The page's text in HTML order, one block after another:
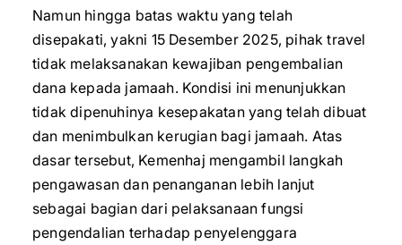
Namun hingga batas waktu yang telah
disepakati, yakni 15 Desember 2025, pihak travel
tidak melaksanakan kewajiban pengembalian
dana kepada jamaah. Kondisi ini menunjukkan
tidak dipenuhinya kesepakatan yang telah dibuat
dan menimbulkan kerugian bagi jamaah. Atas
dasar tersebut, Kemenhaj mengambil langkah
pengawasan dan penanganan lebih lanjut
sebagai bagian dari pelaksanaan fungsi
pengendalian terhadap penyelenggara